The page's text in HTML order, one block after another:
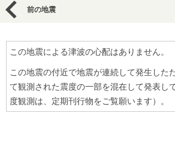
前の地震
この地震による津波の心配はありません。
この地震の付近で地震が連続して発生した
て観測された震度の一部を混在して発表し
度観測は、定期刊行物をご覧願います）。